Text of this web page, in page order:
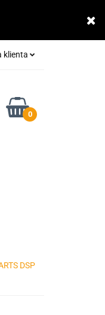
klienta
się
0
DSP